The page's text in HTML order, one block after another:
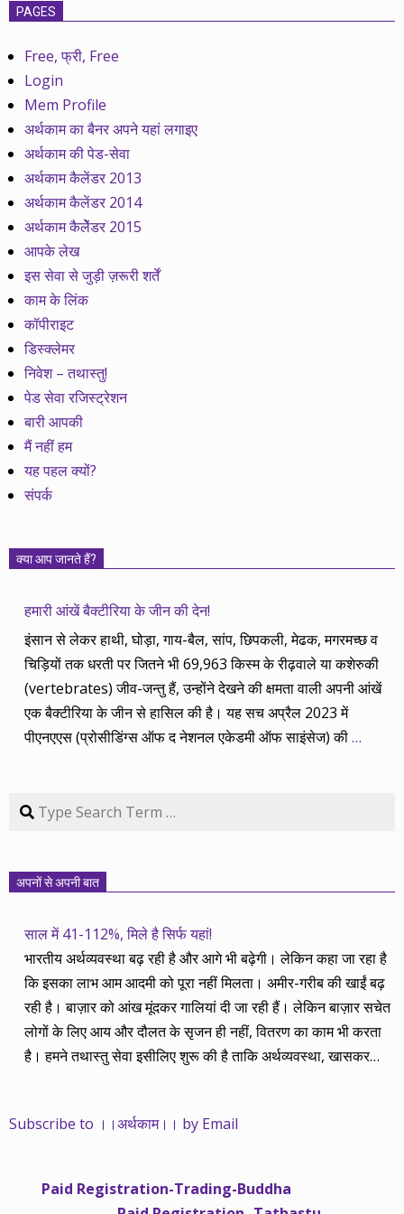
PAGES
Free, फ्री, Free
Login
Mem Profile
अर्थकाम का बैनर अपने यहां लगाइए
अर्थकाम की पेड-सेवा
अर्थकाम कैलेंडर 2013
अर्थकाम कैलेंडर 2014
अर्थकाम कैलेेंडर 2015
आपके लेख
इस सेवा से जुड़ी ज़रूरी शर्तें
काम के लिंक
कॉपीराइट
डिस्क्लेमर
निवेश – तथास्तु!
पेड सेवा रजिस्ट्रेशन
बारी आपकी
मैं नहीं हम
यह पहल क्यों?
संपर्क
क्या आप जानते हैं?
हमारी आंखें बैक्टीरिया के जीन की देन!
इंसान से लेकर हाथी, घोड़ा, गाय-बैल, सांप, छिपकली, मेढक, मगरमच्छ व
चिड़ियों तक धरती पर जितने भी 69,963 किस्म के रीढ़वाले या कशेरुकी
(vertebrates) जीव-जन्तु हैं, उन्होंने देखने की क्षमता वाली अपनी आंखें
एक बैक्टीरिया के जीन से हासिल की है। यह सच अप्रैल 2023 में
पीएनएएस (प्रोसीडिंग्स ऑफ द नेशनल एकेडमी ऑफ साइंसेज) की…
Search
अपनों से अपनी बात
साल में 41-112%, मिले है सिर्फ यहां!
भारतीय अर्थव्यवस्था बढ़ रही है और आगे भी बढ़ेगी। लेकिन कहा जा रहा है
कि इसका लाभ आम आदमी को पूरा नहीं मिलता। अमीर-गरीब की खाईं बढ़
रही है। बाज़ार को आंख मूंदकर गालियां दी जा रही हैं। लेकिन बाज़ार सचेत
लोगों के लिए आय और दौलत के सृजन ही नहीं, वितरण का काम भी करता
है। हमने तथास्तु सेवा इसीलिए शुरू की है ताकि अर्थव्यवस्था, खासकर
महंगाई की दर 10 प्रतिशत से ऊपर रहती है। वे भागकर जाते हैं सोने और
साढ़े चार सालों से अर्थकाम से जुड़े हैं, वे हमारी ईमानदारी और सत्यनिष्ठा से
Subscribe to ।।अर्थकाम।। by Email
Paid Registration-Trading-Buddha